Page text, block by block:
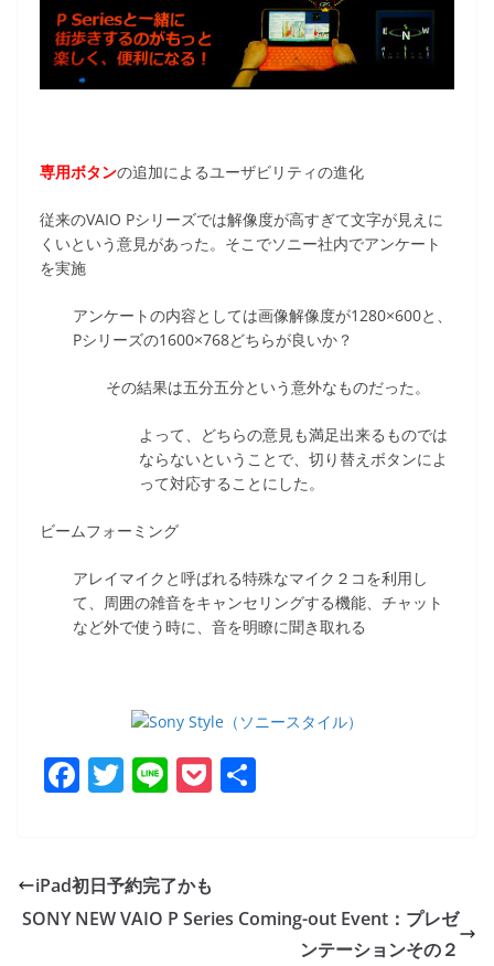
専用ボタンの追加によるユーザビリティの進化
従来のVAIO Pシリーズでは解像度が高すぎて文字が見えに
くいという意見があった。そこでソニー社内でアンケート
を実施
アンケートの内容としては画像解像度が1280×600と、
Pシリーズの1600×768どちらが良いか？
その結果は五分五分という意外なものだった。
よって、どちらの意見も満足出来るものでは
ならないということで、切り替えボタンによ
って対応することにした。
ビームフォーミング
アレイマイクと呼ばれる特殊なマイク２コを利用し
て、周囲の雑音をキャンセリングする機能、チャット
など外で使う時に、音を明瞭に聞き取れる
F
e
b
T
er
Li P
iPad初日予約完了かも
SONY NEW VAIO P Series Coming-out Event：プレゼ
ンテーションその２